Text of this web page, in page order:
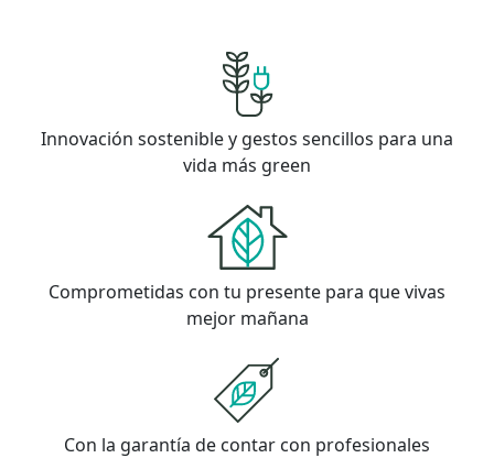
Innovación sostenible y gestos sencillos para una
vida más green
Comprometidas con tu presente para que vivas
mejor mañana
Con la garantía de contar con profesionales